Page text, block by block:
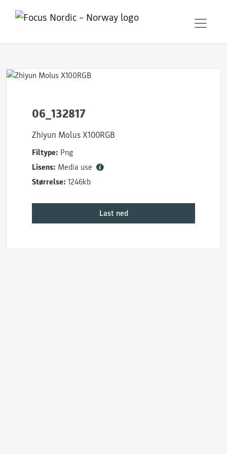
06_132817
Zhiyun Molus X100RGB
Filtype: Png
Lisens: Media use
Størrelse: 1246kb
Last ned